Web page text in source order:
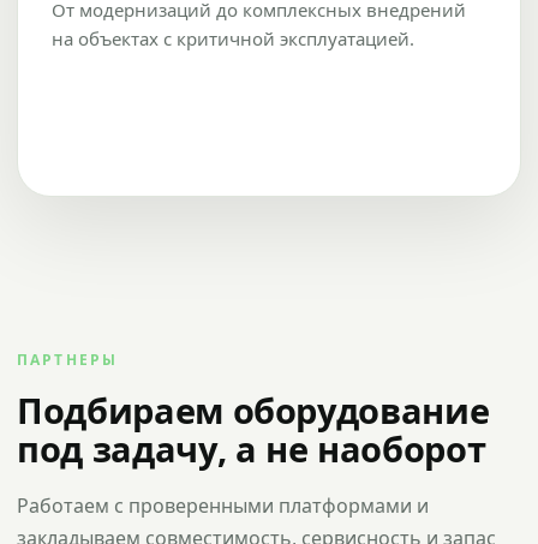
От модернизаций до комплексных внедрений
на объектах с критичной эксплуатацией.
ПАРТНЕРЫ
Подбираем оборудование
под задачу, а не наоборот
Работаем с проверенными платформами и
закладываем совместимость, сервисность и запас